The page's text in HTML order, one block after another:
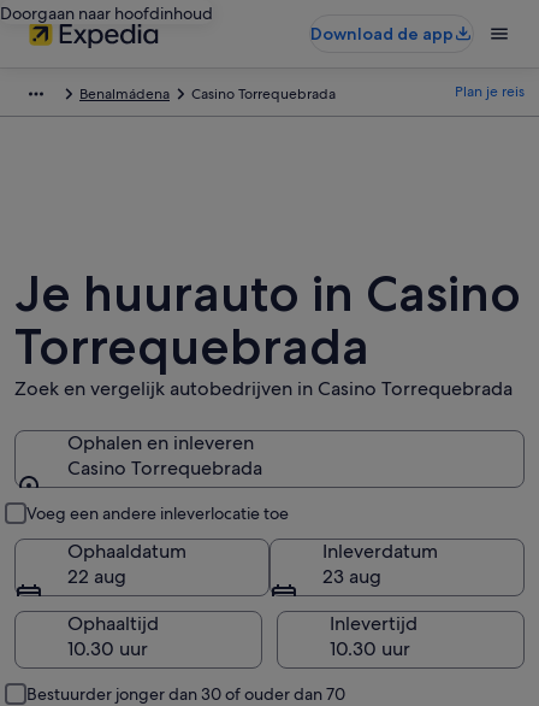
Doorgaan naar hoofdinhoud
Download de app
Benalmádena Casino Torrequebrada Plan je reis
Je huurauto in Casino
Torrequebrada
Zoek en vergelijk autobedrijven in Casino Torrequebrada
Ophalen en inleveren
Casino Torrequebrada
Voeg een andere inleverlocatie toe
Ophaaldatum
22 aug
Inleverdatum
23 aug
Ophaaltijd
Inlevertijd
Bestuurder jonger dan 30 of ouder dan 70